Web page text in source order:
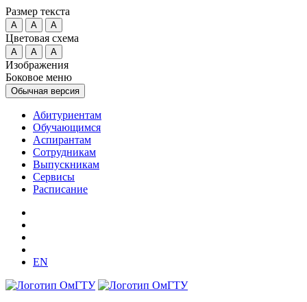
Размер текста
A A A
Цветовая схема
A A A
Изображения
Боковое меню
Обычная версия
Абитуриентам
Обучающимся
Аспирантам
Сотрудникам
Выпускникам
Сервисы
Расписание
EN